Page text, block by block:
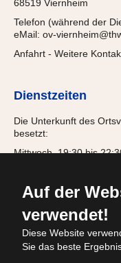
Auf der
verwendet!
Diese Website
Sie das beste
68519 Viernheim
Telefon (während der
eMail: ov-
Anfahrt - Weitere
Dienstzeiten
Die Unterkunft des
besetzt:
Mittwoch, 19:30 bis